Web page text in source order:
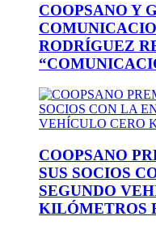
COOPSANO Y
RODRÍGUEZ
COOPSANO
SUS SOCIOS
SEGUNDO
KILÓMETROS